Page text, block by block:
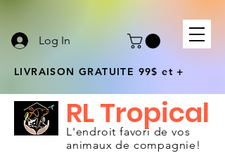
Log In
LIVRAISON GRATUITE 99$ et +
L'endroit favori de vos
animaux de compagnie!
RL Tropical